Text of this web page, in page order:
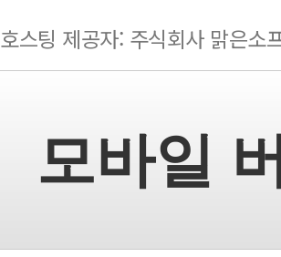
호스팅 제공자: 주식회사 맑은소
모바일